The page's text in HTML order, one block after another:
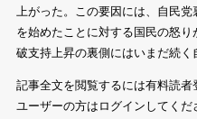
上がった。この要因には、自民
を始めたことに対する国民の怒
破支持上昇の裏側にはいまだ続く
記事全文を閲覧するには有料読者
ユーザーの方はログインしてくだ